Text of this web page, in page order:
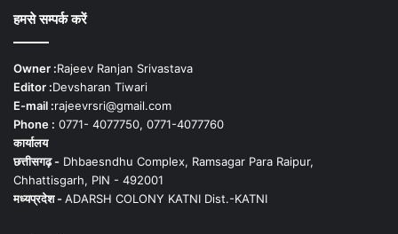
हमसे सम्पर्क करें
Owner :Rajeev Ranjan Srivastava
Editor :Devsharan Tiwari
E-mail :rajeevrsri@gmail.com
Phone : 0771- 4077750, 0771-4077760
कार्यालय
छत्तीसगढ़ - Dhbaesndhu Complex, Ramsagar Para Raipur,
Chhattisgarh, PIN - 492001
मध्यप्रदेश -ADARSH COLONY KATNI Dist.-KATNI